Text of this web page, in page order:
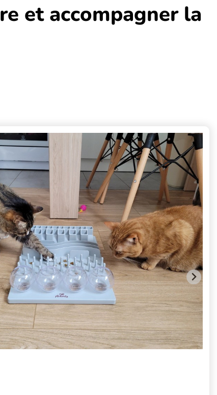
et accompagner la